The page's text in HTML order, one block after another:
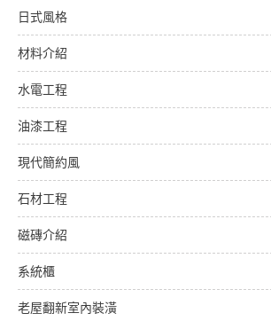
日式風格
材料介紹
水電工程
油漆工程
現代簡約風
石材工程
磁磚介紹
系統櫃
老屋翻新室內裝潢